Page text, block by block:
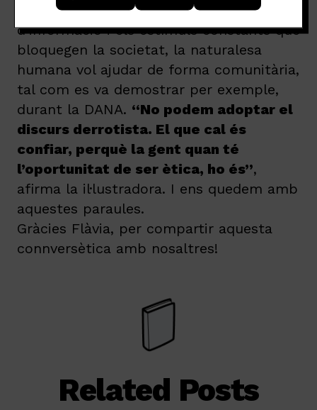
Destaca que malgrat la saturació
d’informació i els estímuls constants que
bloquegen la societat, la naturalesa
humana vol ajudar de forma comunitària,
tal com es va demostrar per exemple,
durant la DANA. “No podem adoptar el
discurs derrotista. El que cal és
confiar, perquè la gent quan té
l’oportunitat de ser ètica, ho és”,
afirma la il·lustradora. I ens quedem amb
aquestes paraules.
Gràcies Flàvia, per compartir aquesta
connversètica amb nosaltres!
Related Posts